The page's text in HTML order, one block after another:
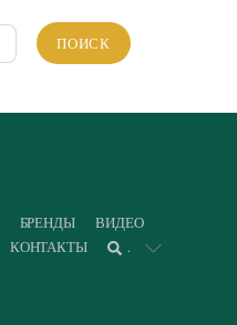
ПОИСК
БРЕНДЫ
ВИДЕО
КОНТАКТЫ .